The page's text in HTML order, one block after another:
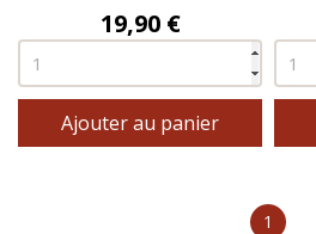
Prix
19,90 €
Ajouter au panier
1